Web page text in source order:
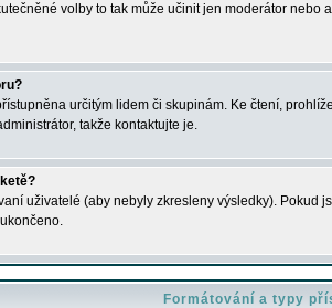
volby to tak může učinit jen moderátor nebo
určitým lidem či skupinám. Ke čtení,
takže kontaktujte je.
uživatelé (aby nebyly zkresleny výsledky). Pokud
Formátování a typy